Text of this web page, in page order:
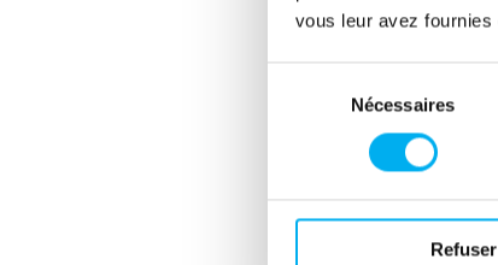
vous leur avez
consentement
Nécessaires
Refuser
Vérification des
Un enjeu
Un Data Profiling
Optimisation des